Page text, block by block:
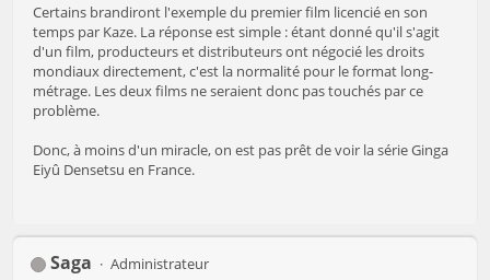
Certains brandiront l'exemple du premier film licencié en son
temps par Kaze. La réponse est simple : étant donné qu'il s'agit
d'un film, producteurs et distributeurs ont négocié les droits
mondiaux directement, c'est la normalité pour le format long-
métrage. Les deux films ne seraient donc pas touchés par ce
problème.
Donc, à moins d'un miracle, on est pas prêt de voir la série Ginga
Eiyû Densetsu en France.
Saga Administrateur